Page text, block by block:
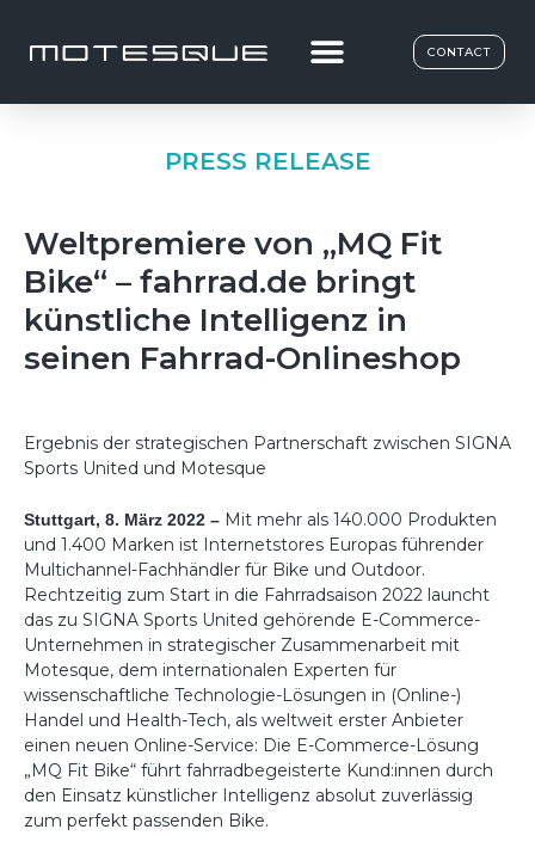
CONTACT
PRESS RELEASE
Weltpremiere von „MQ Fit
Bike“ – fahrrad.de bringt
künstliche Intelligenz in
seinen Fahrrad-Onlineshop
Ergebnis der strategischen Partnerschaft zwischen SIGNA
Sports United und Motesque
Stuttgart, 8. März 2022 – Mit mehr als 140.000 Produkten
und 1.400 Marken ist Internetstores Europas führender
Multichannel-Fachhändler für Bike und Outdoor.
Rechtzeitig zum Start in die Fahrradsaison 2022 launcht
das zu SIGNA Sports United gehörende E-Commerce-
Unternehmen in strategischer Zusammenarbeit mit
Motesque, dem internationalen Experten für
wissenschaftliche Technologie-Lösungen in (Online-)
Handel und Health-Tech, als weltweit erster Anbieter
einen neuen Online-Service: Die E-Commerce-Lösung
„MQ Fit Bike“ führt fahrradbegeisterte Kund:innen durch
den Einsatz künstlicher Intelligenz absolut zuverlässig
zum perfekt passenden Bike.